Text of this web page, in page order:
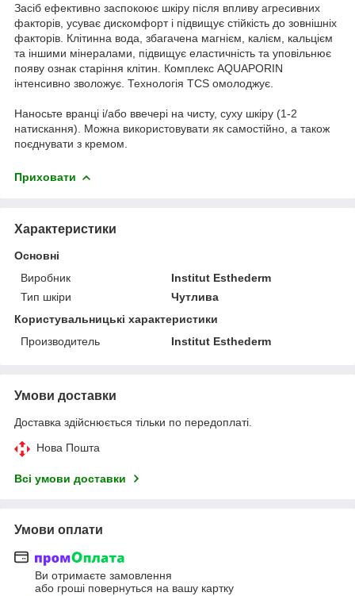
Засіб ефективно заспокоює шкіру після впливу агресивних
факторів, усуває дискомфорт і підвищує стійкість до зовнішніх
факторів. Клітинна вода, збагачена магнієм, калієм, кальцієм
та іншими мінералами, підвищує еластичність та уповільнює
появу ознак старіння клітин. Комплекс AQUAPORIN
інтенсивно зволожує. Технологія TCS омолоджує.
Наносьте вранці і/або ввечері на чисту, суху шкіру (1-2
натискання). Можна використовувати як самостійно, а також
поєднувати з кремом.
Приховати
Характеристики
Основні
Виробник
Institut Esthederm
Тип шкіри
Чутлива
Користувальницькі характеристики
Производитель
Institut Esthederm
Умови доставки
Доставка здійснюється тільки по передоплаті.
Нова Пошта
Всі умови доставки
Умови оплати
Ви отримаєте замовлення
або гроші повернуться на вашу картку